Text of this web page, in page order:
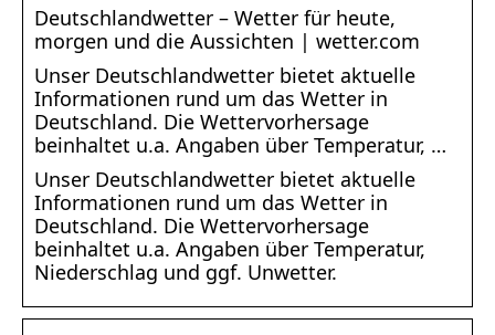
Deutschlandwetter – Wetter für heute,
morgen und die Aussichten | wetter.com
Unser Deutschlandwetter bietet aktuelle
Informationen rund um das Wetter in
Deutschland. Die Wettervorhersage
beinhaltet u.a. Angaben über Temperatur, …
Unser Deutschlandwetter bietet aktuelle
Informationen rund um das Wetter in
Deutschland. Die Wettervorhersage
beinhaltet u.a. Angaben über Temperatur,
Niederschlag und ggf. Unwetter.